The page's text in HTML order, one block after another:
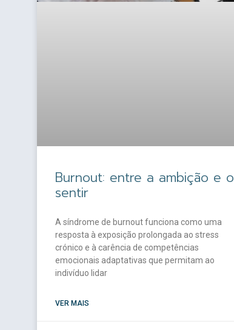
Burnout: entre a ambição e o
sentir
A síndrome de burnout funciona como uma
resposta à exposição prolongada ao stress
crónico e à carência de competências
emocionais adaptativas que permitam ao
indivíduo lidar
VER MAIS